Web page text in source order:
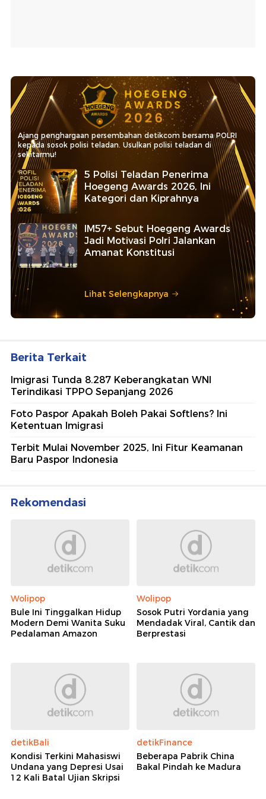
Ajang penghargaan persembahan detikcom bersama POLRI
kepada sosok polisi teladan. Usulkan polisi teladan di
sekitarmu!
5 Polisi Teladan Penerima
Hoegeng Awards 2026, Ini
Kategori dan Kiprahnya
IM57+ Sebut Hoegeng Awards
Jadi Motivasi Polri Jalankan
Amanat Konstitusi
Lihat Selengkapnya
Berita Terkait
Imigrasi Tunda 8.287 Keberangkatan WNI
Terindikasi TPPO Sepanjang 2026
Foto Paspor Apakah Boleh Pakai Softlens? Ini
Ketentuan Imigrasi
Terbit Mulai November 2025, Ini Fitur Keamanan
Baru Paspor Indonesia
Rekomendasi
Wolipop
Bule Ini Tinggalkan Hidup
Modern Demi Wanita Suku
Pedalaman Amazon
Wolipop
Sosok Putri Yordania yang
Mendadak Viral, Cantik dan
Berprestasi
detikBali
Kondisi Terkini Mahasiswi
Undana yang Depresi Usai
12 Kali Batal Ujian Skripsi
detikFinance
Beberapa Pabrik China
Bakal Pindah ke Madura